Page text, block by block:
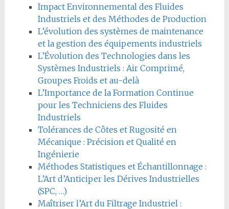
Impact Environnemental des Fluides
Industriels et des Méthodes de Production
L’évolution des systèmes de maintenance
et la gestion des équipements industriels
L’Évolution des Technologies dans les
Systèmes Industriels : Air Comprimé,
Groupes Froids et au-delà
L’Importance de la Formation Continue
pour les Techniciens des Fluides
Industriels
Tolérances de Côtes et Rugosité en
Mécanique : Précision et Qualité en
Ingénierie
Méthodes Statistiques et Échantillonnage :
L’Art d’Anticiper les Dérives Industrielles
(SPC, …)
Maîtriser l’Art du Filtrage Industriel :